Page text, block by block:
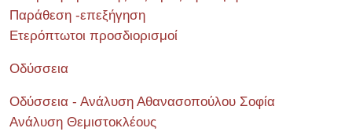
Παράθεση -επεξήγηση
Ετερόπτωτοι προσδιορισμοί
Οδύσσεια
Οδύσσεια - Ανάλυση Αθανασοπούλου Σοφία
Ανάλυση Θεμιστοκλέους